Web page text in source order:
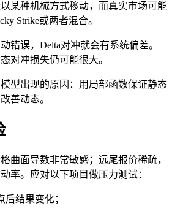
某种机械方式移动，而真实市场可能
Strike或两者混合。
错误，Delta对冲就会有系统偏差。
对冲损失仍可能很大。
型出现的原因：用局部函数保证静态
善动态。
曲面导数非常敏感；远尾报价稀疏，
率。应对以下项目做压力测试：
结果变化；